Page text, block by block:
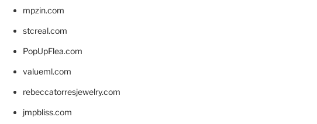
mpzin.com
stcreal.com
PopUpFlea.com
valueml.com
rebeccatorresjewelry.com
jmpbliss.com